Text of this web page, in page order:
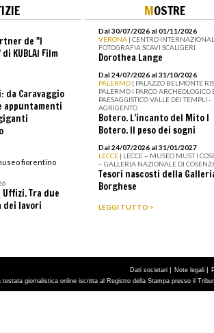
de "I
di KUBLAI Film
da Caravaggio
appuntamenti
fiorentino
Tra due
dei lavori
MOSTRE
Dal 30/07/2026 al 01/11/2026
VERONA | CENTRO
FOTOGRAFIA SCAVI SCALIGERI
Dorothea Lange
Dal 24/07/2026 al 31/10/2026
PALERMO | PALAZZO BELMONTE
PALERMO I PARCO ARCHEOLOGICO
PAESAGGISTICO VALLE DEI TEMPLI -
AGRIGENTO
Botero. L’incanto del Mito I
Botero. Il peso dei sogni
Dal 24/07/2026 al 31/01/2027
LECCE | LECCE – MUSEO MUST I
– GALLERIA NAZIONALE DI
Tesori nascosti della
Borghese
LEGGI TUTTO >
Dati societari | Note legali |
testata giornalistica online iscritta al Registro della Stampa presso il